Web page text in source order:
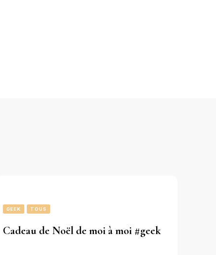
GEEK TOUS
Cadeau de Noël de moi à moi #geek